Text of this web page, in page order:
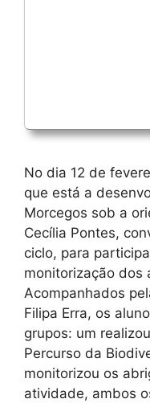
No dia 12 de
que está a
Morcegos sob a
Cecília Pontes,
ciclo, para
monitorização dos
Acompanhados
Filipa Erra, os
grupos: um
Percurso da
monitorizou os
atividade, ambos